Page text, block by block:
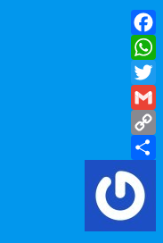
Facebook
WhatsApp
Twitter
Gmail
Copy
Link
Share